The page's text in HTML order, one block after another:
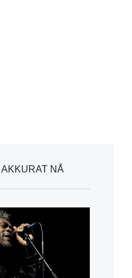
AKKURAT NÅ